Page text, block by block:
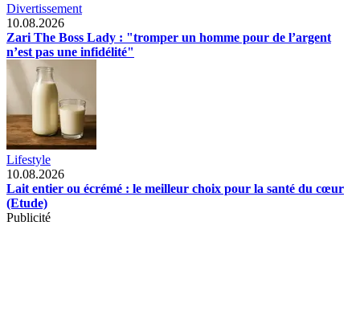
Divertissement
10.08.2026
Zari The Boss Lady : "tromper un homme pour de l’argent
n’est pas une infidélité"
Lifestyle
10.08.2026
Lait entier ou écrémé : le meilleur choix pour la santé du cœur
(Etude)
Publicité